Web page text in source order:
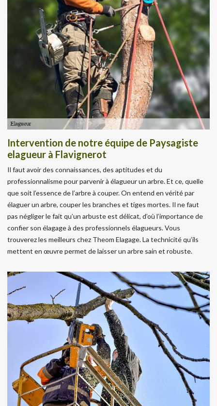
Intervention de notre équipe de Paysagiste
elagueur à Flavignerot
Il faut avoir des connaissances, des aptitudes et du
professionnalisme pour parvenir à élagueur un arbre. Et ce, quelle
que soit l’essence de l’arbre à couper. On entend en vérité par
élaguer un arbre, couper les branches et tiges mortes. Il ne faut
pas négliger le fait qu’un arbuste est délicat, d’où l’importance de
confier son élagage à des professionnels élagueurs. Vous
trouverez les meilleurs chez Theom Elagage. La technicité qu’ils
mettent en œuvre permet de laisser un arbre sain et robuste.